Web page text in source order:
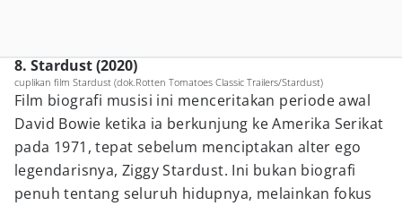
8. Stardust (2020)
cuplikan film Stardust (dok.Rotten Tomatoes Classic Trailers/Stardust)
Film biografi musisi ini menceritakan periode awal
David Bowie ketika ia berkunjung ke Amerika Serikat
pada 1971, tepat sebelum menciptakan alter ego
legendarisnya, Ziggy Stardust. Ini bukan biografi
penuh tentang seluruh hidupnya, melainkan fokus